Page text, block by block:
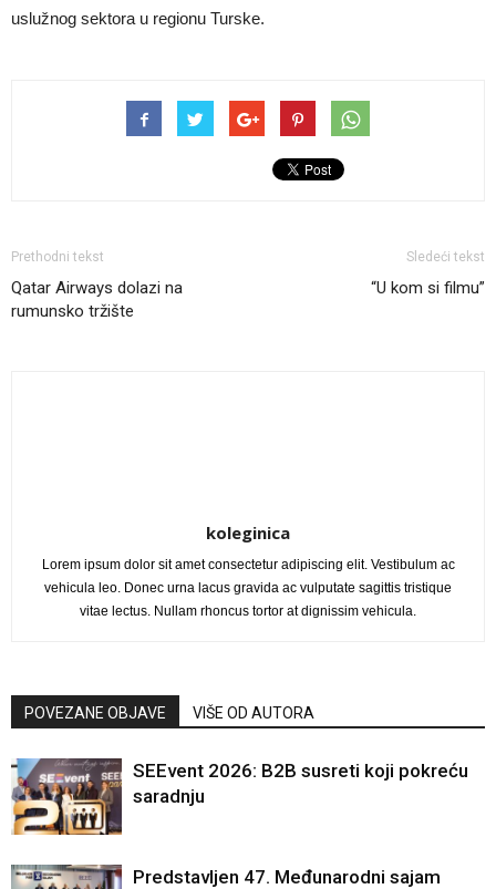
uslužnog sektora u regionu Turske.
Prethodni tekst
Qatar Airways dolazi na
rumunsko tržište
Sledeći tekst
“U kom si filmu”
koleginica
Lorem ipsum dolor sit amet consectetur adipiscing elit. Vestibulum ac
vehicula leo. Donec urna lacus gravida ac vulputate sagittis tristique
vitae lectus. Nullam rhoncus tortor at dignissim vehicula.
POVEZANE OBJAVE VIŠE OD AUTORA
SEEvent 2026: B2B susreti koji pokreću
saradnju
Predstavljen 47. Međunarodni sajam